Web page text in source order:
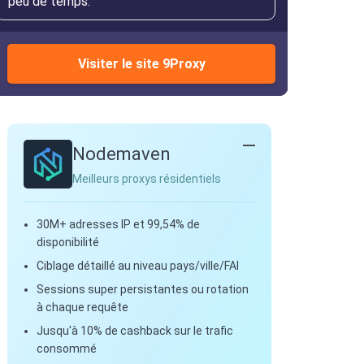
Visiter le site 9Proxy
Nodemaven
Meilleurs proxys résidentiels
30M+ adresses IP et 99,54% de
disponibilité
Ciblage détaillé au niveau pays/ville/FAI
Sessions super persistantes ou rotation
à chaque requête
Jusqu'à 10% de cashback sur le trafic
consommé